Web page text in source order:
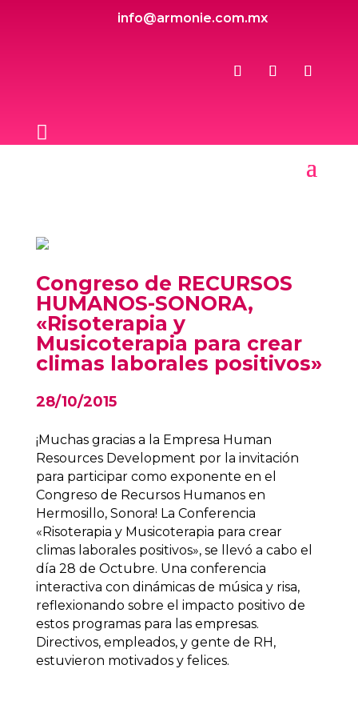
info@armonie.com.mx

Congreso de RECURSOS
HUMANOS-SONORA,
«Risoterapia y
Musicoterapia para crear
climas laborales positivos»
28/10/2015
¡Muchas gracias a la Empresa Human
Resources Development por la invitación
para participar como exponente en el
Congreso de Recursos Humanos en
Hermosillo, Sonora! La Conferencia
«Risoterapia y Musicoterapia para crear
climas laborales positivos», se llevó a cabo el
día 28 de Octubre. Una conferencia
interactiva con dinámicas de música y risa,
reflexionando sobre el impacto positivo de
estos programas para las empresas.
Directivos, empleados, y gente de RH,
estuvieron motivados y felices.